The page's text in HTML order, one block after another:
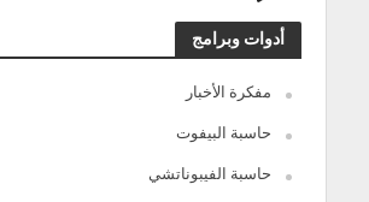
أدوات وبرامج
مفكرة الأخبار
حاسبة البيفوت
حاسبة الفيبوناتشي